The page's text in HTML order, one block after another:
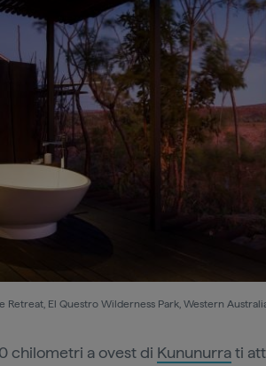
Retreat, El Questro Wilderness Park, Western
chilometri a ovest di Kununurrati